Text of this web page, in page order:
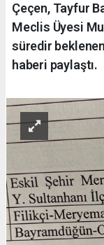
Çeçen, Tayfur
Meclis Üyesi
süredir
haberi paylaştı.